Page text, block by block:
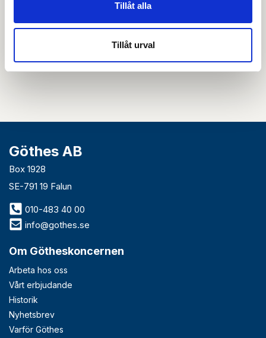
Tillåt alla
Tillåt urval
Genom att skicka din e-postadress till oss och prenumerera på vårt
tidigare nyhetsbrevhär
Göthes AB
Box 1928
SE-791 19 Falun
010-483 40 00
info@gothes.se
Om Götheskoncernen
Arbeta hos oss
Vårt erbjudande
Historik
Nyhetsbrev
Varför Göthes